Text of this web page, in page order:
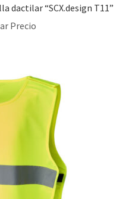
dactilar “SCX.design T11”
Precio